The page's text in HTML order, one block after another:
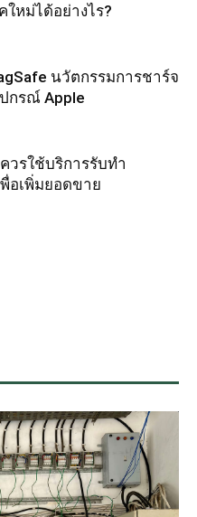
ใหม่ได้อย่างไร?
นวัตกรรมการชาร์จ
กรณ์ Apple
วรใช้บริการรับทำ
อเพิ่มยอดขาย